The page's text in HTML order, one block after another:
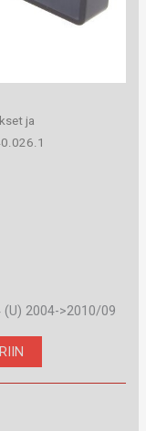
ja
2004->2010/09